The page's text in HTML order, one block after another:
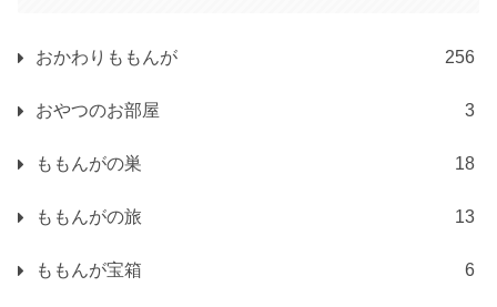
おかわりももんが 256
おやつのお部屋 3
ももんがの巣 18
ももんがの旅 13
ももんが宝箱 6